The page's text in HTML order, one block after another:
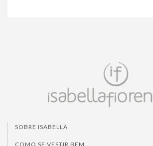
SOBRE ISABELLA
COMO SE VESTIR BEM